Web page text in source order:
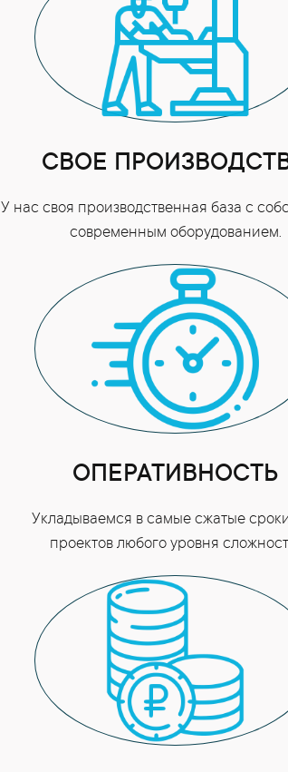
СВОЕ
У нас своя производственная база с
современным оборудованием.
ОПЕРАТИВНОСТЬ
Укладываемся в самые сжатые
проектов любого уровня